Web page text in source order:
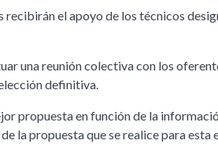
recibirán el apoyo de los técnicos
una reunión colectiva con los
definitiva.
propuesta en función de la
la propuesta que se realice para